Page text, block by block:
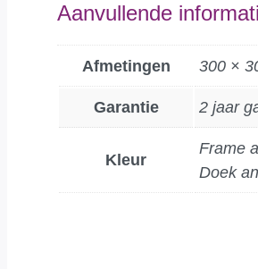
Aanvullende
Afmetingen 300 ×
Garantie 2 jaar
Kleur
Frame
Doek